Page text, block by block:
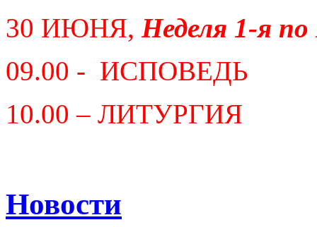
30 ИЮНЯ, Неделя 1-я
09.00 - ИСПОВЕДЬ
10.00 – ЛИТУРГИЯ
Новости